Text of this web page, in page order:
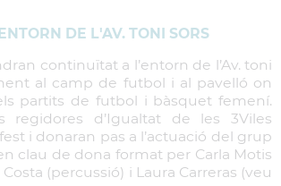
DE L'AV. TONI SORS
continuïtat a l’entorn de l’Av. toni
al camp de futbol i al pavelló on
partits de futbol i bàsquet femení.
regidores d’Igualtat de les 3Viles
i donaran pas a l’actuació del grup
clau de dona format per Carla Motis
(percussió) i Laura Carreras (veu